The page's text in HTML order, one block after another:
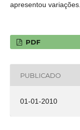
apresentou variações.
PDF
PUBLICADO
01-01-2010